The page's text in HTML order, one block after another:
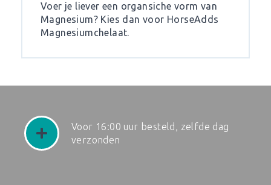
Voer je liever een organsiche vorm van
Magnesium? Kies dan voor HorseAdds
Magnesiumchelaat.
Voor 16:00 uur besteld, zelfde dag
verzonden